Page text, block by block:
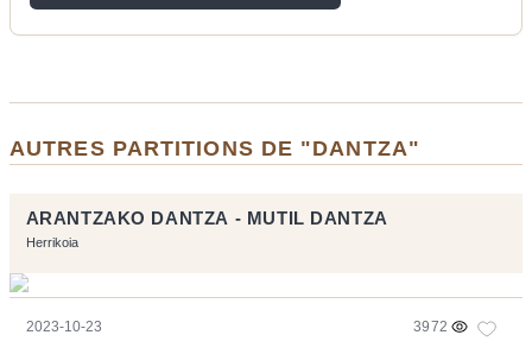
AUTRES PARTITIONS DE "DANTZA"
ARANTZAKO DANTZA - MUTIL DANTZA
Herrikoia
2023-10-23 3972